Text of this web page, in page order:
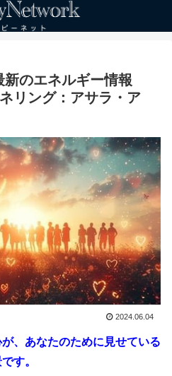
のエネルギー情報
リング：アサラ・ア
2024.06.04
、あなたのために見せている
す。